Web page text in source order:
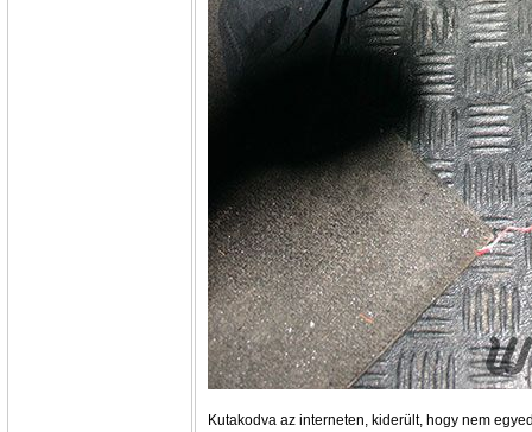
Kutakodva az interneten, kiderült, hogy nem